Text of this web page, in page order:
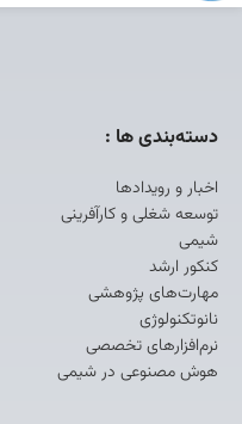
دسته‌بندی ها :
اخبار و رویدادها
توسعه شغلی و کارآفرینی
شیمی
کنکور ارشد
مهارت‌های پژوهشی
نانوتکنولوژی
نرم‌افزارهای تخصصی
هوش مصنوعی در شیمی